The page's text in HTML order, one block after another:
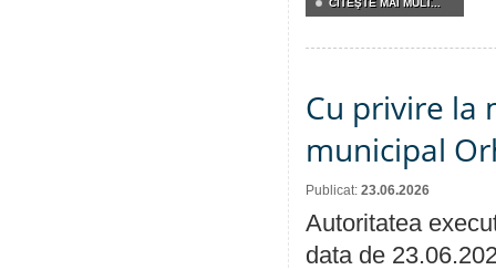
CITEŞTE MAI MULT...
Cu privire la
municipal
Publicat: 23.06.2026
Autoritatea
data de